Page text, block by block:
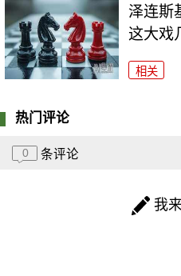
泽连斯
这大戏
相关
热门评论
0 条评论
我